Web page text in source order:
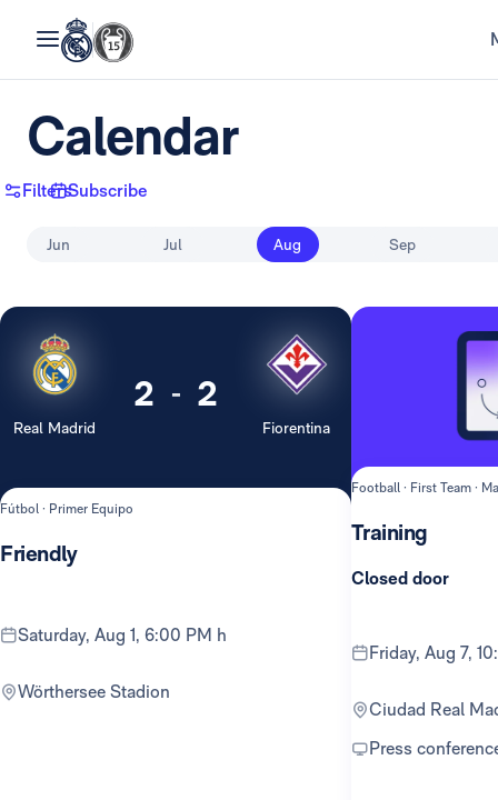
Calendar
FiltersSubscribe
Jun Jul Aug Sep
Real Madrid
2 - 2
Fiorentina
Fútbol · Primer Equipo
Friendly
Saturday, Aug 1, 6:00 PM h
Wörthersee Stadion
Football · First Team ·
Training
Closed door
Friday, Aug 7,
Ciudad Real
Press